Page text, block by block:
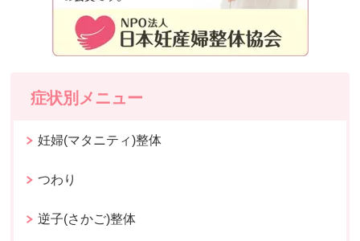
症状別メニュー
妊婦(マタニティ)整体
つわり
逆子(さかご)整体